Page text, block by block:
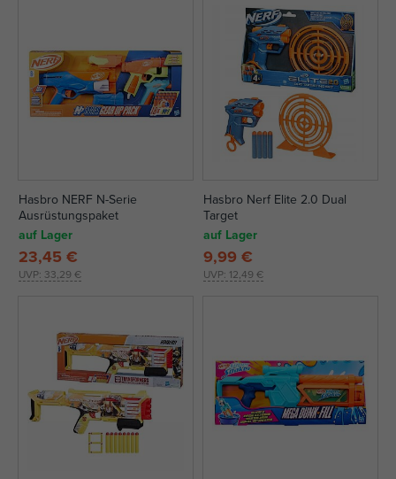
Hasbro NERF N-Serie
Ausrüstungspaket
auf Lager
UVP: 33,29 €
23,45 €
Hasbro Nerf Elite 2.0 Dual
Target
auf Lager
UVP: 12,49 €
9,99 €